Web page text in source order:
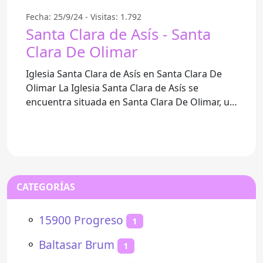
Fecha: 25/9/24 - Visitas: 1.792
Santa Clara de Asís - Santa
Clara De Olimar
Iglesia Santa Clara de Asís en Santa Clara De
Olimar La Iglesia Santa Clara de Asís se
encuentra situada en Santa Clara De Olimar, un
CATEGORÍAS
⚬ 15900 Progreso 1
⚬ Baltasar Brum 1